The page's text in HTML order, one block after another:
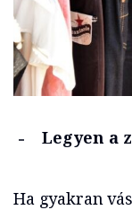
Legyen a
Ha gyakran